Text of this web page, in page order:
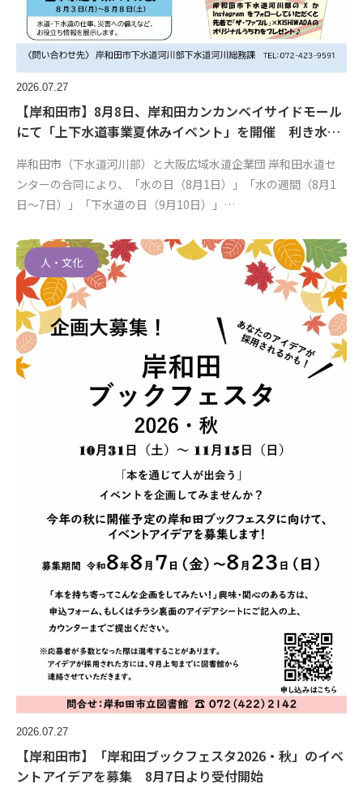
2026.07.27
【岸和田市】8月8日、岸和田カンカンベイサイドモール
にて「上下水道事業夏休みイベント」を開催 利き水…
岸和田市（下水道河川部）と大阪広域水道企業団 岸和田水道セ
ンターの合同により、「水の日（8月1日）」「水の週間（8月1
日〜7日）」「下水道の日（9月10日）」…
人・文化
2026.07.27
【岸和田市】「岸和田ブックフェスタ2026・秋」のイベ
ントアイデアを募集 8月7日より受付開始